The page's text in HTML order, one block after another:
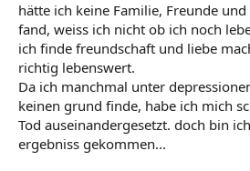
hätte ich keine Familie, Freunde
fand, weiss ich nicht ob ich noch
ich finde freundschaft und liebe
richtig lebenswert.
Da ich manchmal unter
keinen grund finde, habe ich mich
Tod auseinandergesetzt. doch bin
ergebniss gekommen...